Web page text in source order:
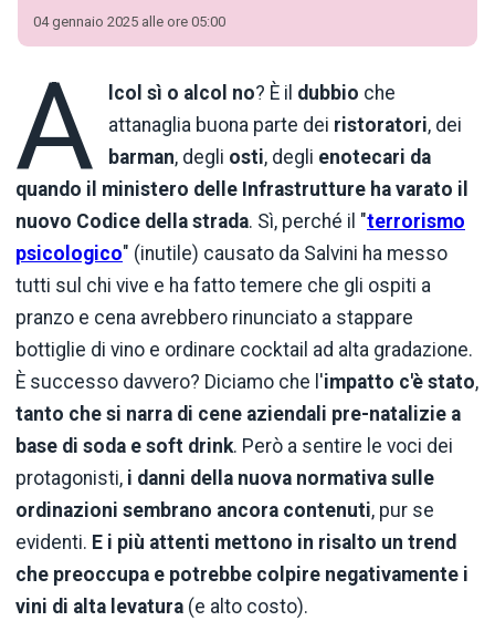
04 gennaio 2025 alle ore 05:00
A lcol sì o alcol no? È il dubbio che
attanaglia buona parte dei ristoratori, dei
barman, degli osti, degli enotecari da
quando il ministero delle Infrastrutture ha varato il
nuovo Codice della strada. Sì, perché il "terrorismo
psicologico" (inutile) causato da Salvini ha messo
tutti sul chi vive e ha fatto temere che gli ospiti a
pranzo e cena avrebbero rinunciato a stappare
bottiglie di vino e ordinare cocktail ad alta gradazione.
È successo davvero? Diciamo che l'impatto c'è stato,
tanto che si narra di cene aziendali pre-natalizie a
base di soda e soft drink. Però a sentire le voci dei
protagonisti, i danni della nuova normativa sulle
ordinazioni sembrano ancora contenuti, pur se
evidenti. E i più attenti mettono in risalto un trend
che preoccupa e potrebbe colpire negativamente i
vini di alta levatura (e alto costo).